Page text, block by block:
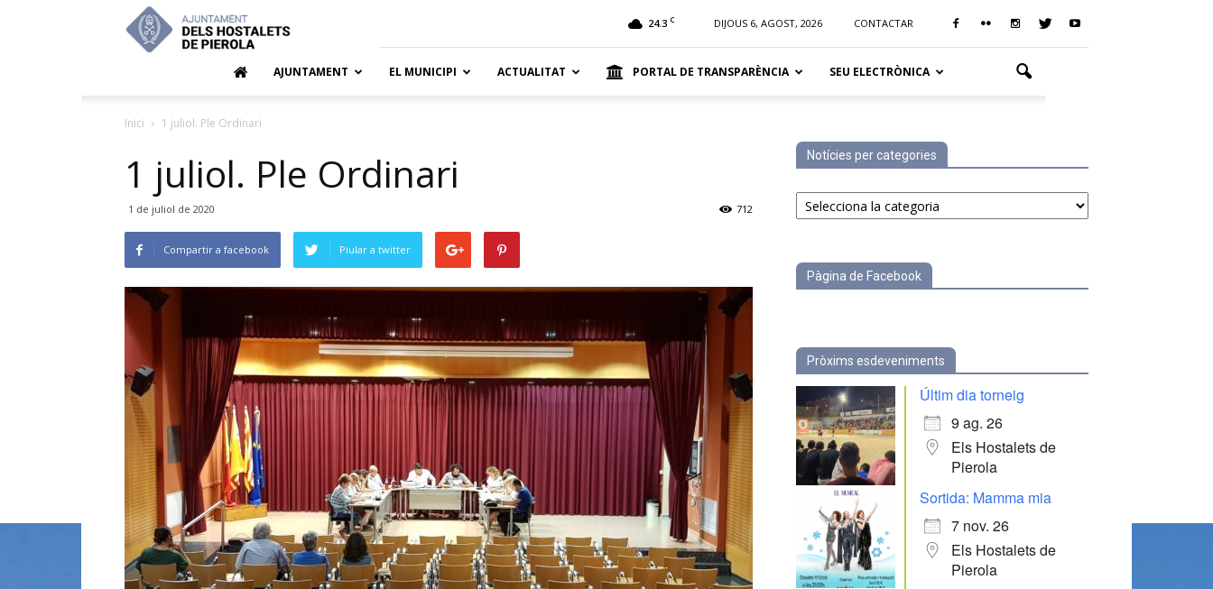
Hostalets
de
24.3 C DIJOUS 6, AGOST, 2026 CONTACTAR
AJUNTAMENT EL MUNICIPI ACTUALITAT PORTAL DE TRANSPARÈNCIA SEU ELECTRÒNICA
Inici 1 juliol. Ple Ordinari
1 juliol. Ple Ordinari
1 de juliol de 2020 712
Compartir a facebook Piular a twitter
Notícies per categories
Notícies
per
Pàgina de Facebook
Pròxims esdeveniments
Últim dia torneig
9 ag. 26
Els Hostalets de
Pierola
Sortida: Mamma mia
7 nov. 26
Els Hostalets de
Pierola